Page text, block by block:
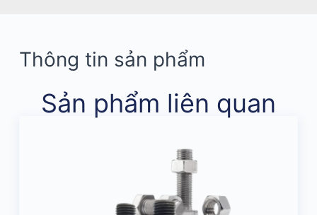
Thông tin sản phẩm
Sản phẩm liên quan